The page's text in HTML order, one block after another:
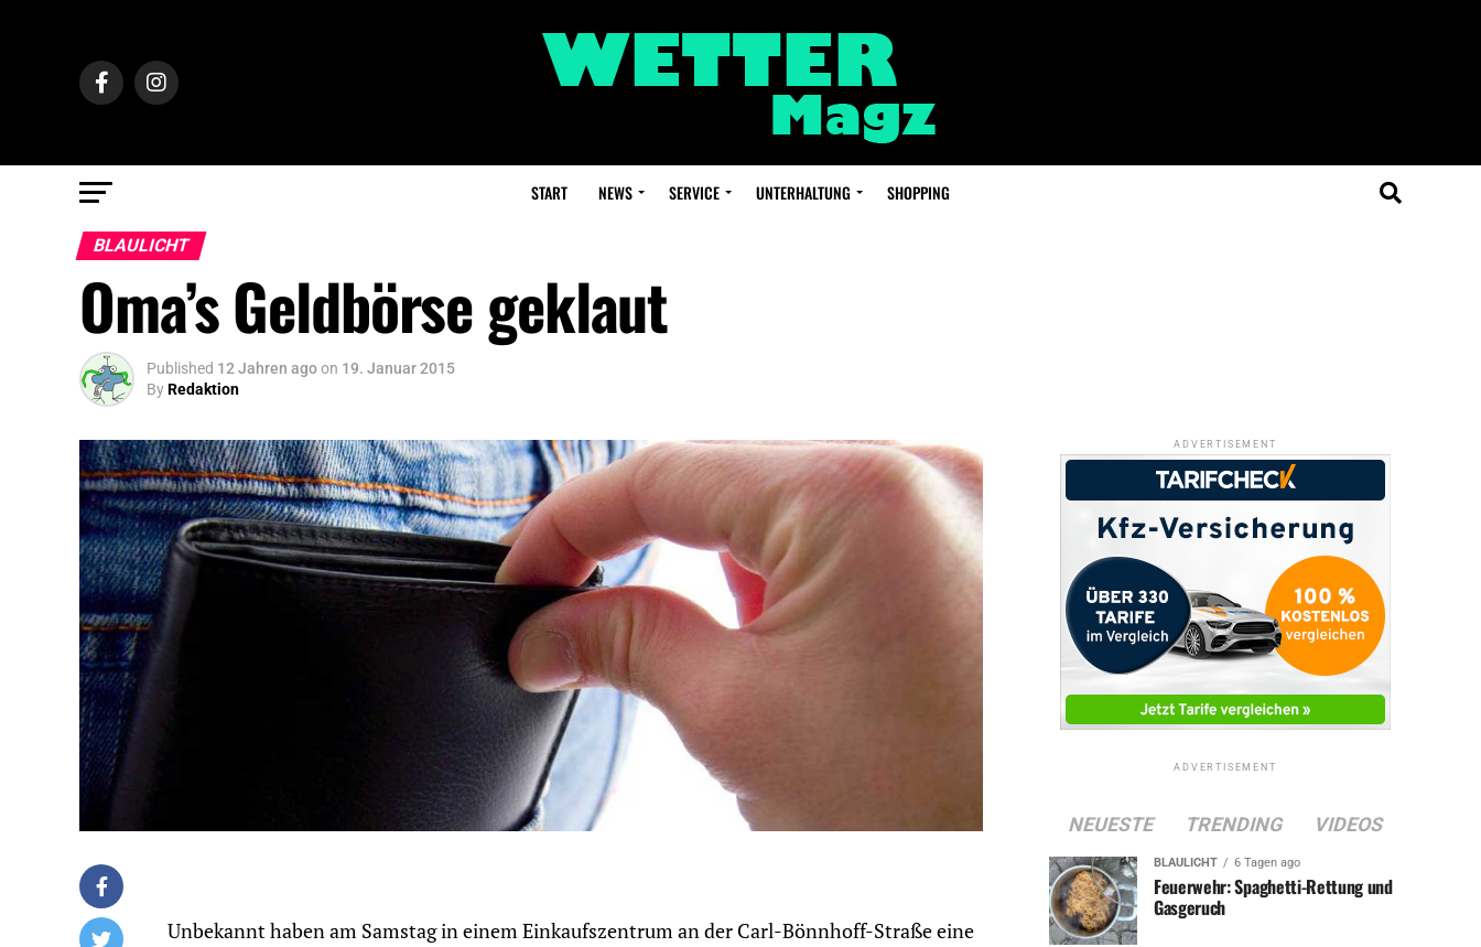
START NEWS SERVICE UNTERHALTUNG SHOPPING
BLAULICHT
Oma’s Geldbörse geklaut
Published 12 Jahren agoon 19. Januar 2015
ByRedaktion
Unbekannt haben am Samstag in einem Einkaufszentrum an der Carl-Bönnhoff-Straße eine
ADVERTISEMENT
ADVERTISEMENT
NEUESTE TRENDING VIDEOS
BLAULICHT 6 Tagen ago
Feuerwehr: Spaghetti-Rettung und
Gasgeruch